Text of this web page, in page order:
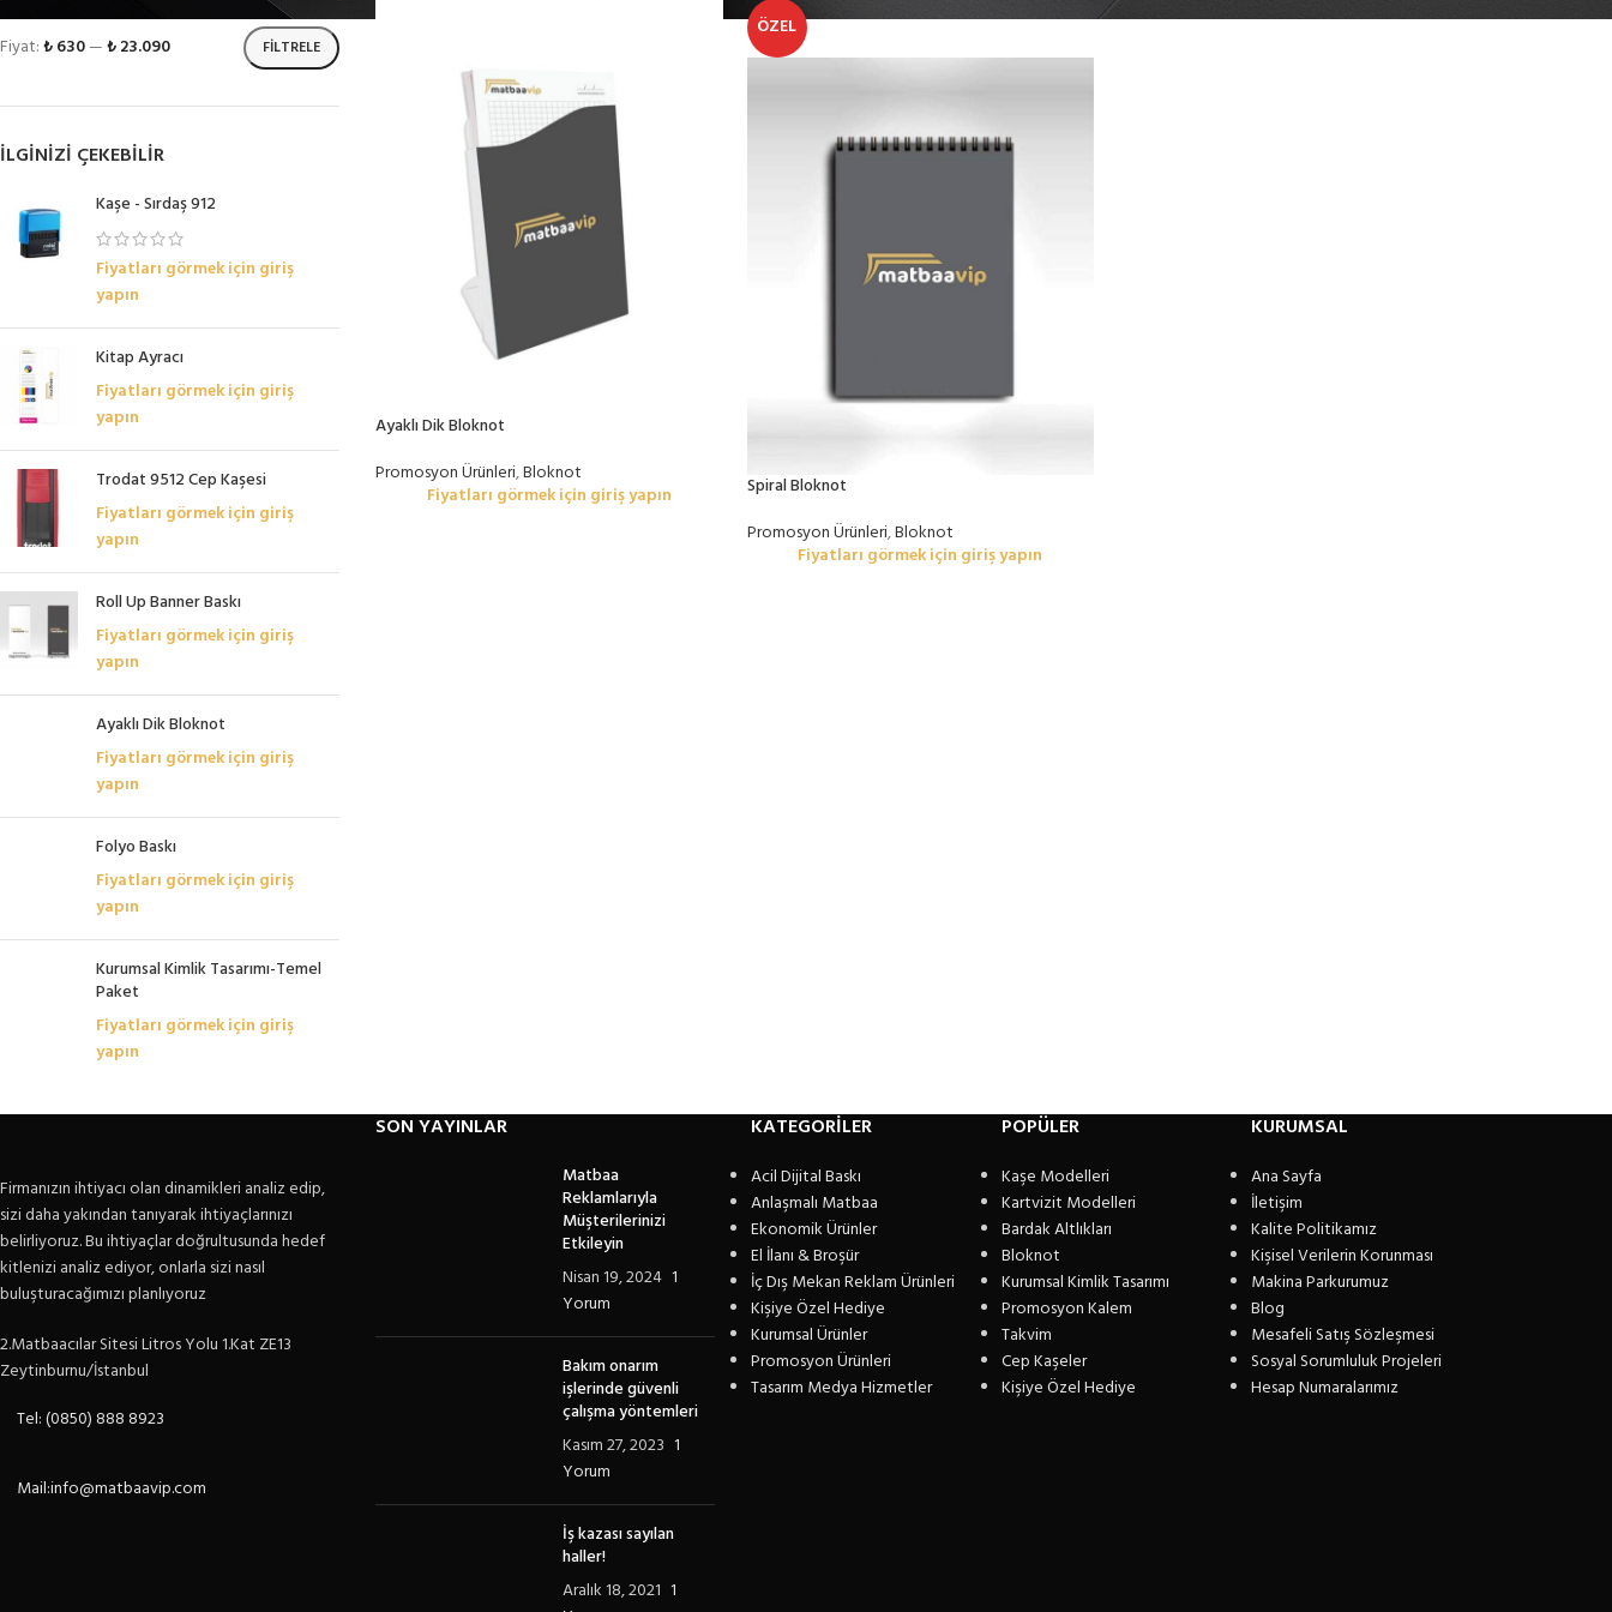
FILTRELE
Fiyat:₺ 630—₺ 23.090
İLGINIZI ÇEKEBILIR
Kaşe - Sırdaş 912
Fiyatları görmek için giriş
yapın
Kitap Ayracı
Fiyatları görmek için giriş
yapın
Trodat 9512 Cep Kaşesi
Fiyatları görmek için giriş
yapın
Roll Up Banner Baskı
Fiyatları görmek için giriş
yapın
Ayaklı Dik Bloknot
Fiyatları görmek için giriş
yapın
Folyo Baskı
Fiyatları görmek için giriş
yapın
Kurumsal Kimlik Tasarımı-Temel
Paket
Fiyatları görmek için giriş
yapın
Ayaklı Dik Bloknot
Promosyon Ürünleri,Bloknot
Fiyatları görmek için giriş yapın
ÖZEL
Spiral Bloknot
Promosyon Ürünleri,Bloknot
Fiyatları görmek için giriş yapın
Firmanızın ihtiyacı olan dinamikleri analiz edip,
sizi daha yakından tanıyarak ihtiyaçlarınızı
belirliyoruz. Bu ihtiyaçlar doğrultusunda hedef
kitlenizi analiz ediyor, onlarla sizi nasıl
buluşturacağımızı planlıyoruz
2.Matbaacılar Sitesi Litros Yolu 1.Kat ZE13
Zeytinburnu/İstanbul
Tel: (0850) 888 8923
Mail:info@matbaavip.com
SON YAYINLAR
Matbaa
Reklamlarıyla
Müşterilerinizi
Etkileyin
Nisan 19, 2024 1
Yorum
Bakım onarım
işlerinde güvenli
çalışma yöntemleri
Kasım 27, 2023 1
Yorum
İş kazası sayılan
haller!
Aralık 18, 2021 1
KATEGORİLER
Acil Dijital Baskı
Anlaşmalı Matbaa
Ekonomik Ürünler
El İlanı & Broşür
İç Dış Mekan Reklam Ürünleri
Kişiye Özel Hediye
Kurumsal Ürünler
Promosyon Ürünleri
Tasarım Medya Hizmetler
POPÜLER
Kaşe Modelleri
Kartvizit Modelleri
Bardak Altlıkları
Bloknot
Kurumsal Kimlik Tasarımı
Promosyon Kalem
Takvim
Cep Kaşeler
Kişiye Özel Hediye
KURUMSAL
Ana Sayfa
İletişim
Kalite Politikamız
Kişisel Verilerin Korunması
Makina Parkurumuz
Blog
Mesafeli Satış Sözleşmesi
Sosyal Sorumluluk Projeleri
Hesap Numaralarımız